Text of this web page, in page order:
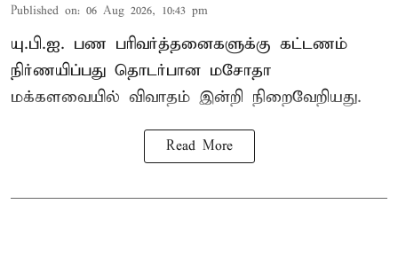
Published on: 06 Aug 2026, 10:43 pm
யு.பி.ஐ. பண பரிவர்த்தனைகளுக்கு கட்டணம்
நிர்ணயிப்பது தொடர்பான மசோதா
மக்களவையில் விவாதம் இன்றி நிறைவேறியது.
Read More